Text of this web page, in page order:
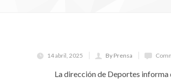
14 abril, 2025 By Prensa
La dirección de Deportes